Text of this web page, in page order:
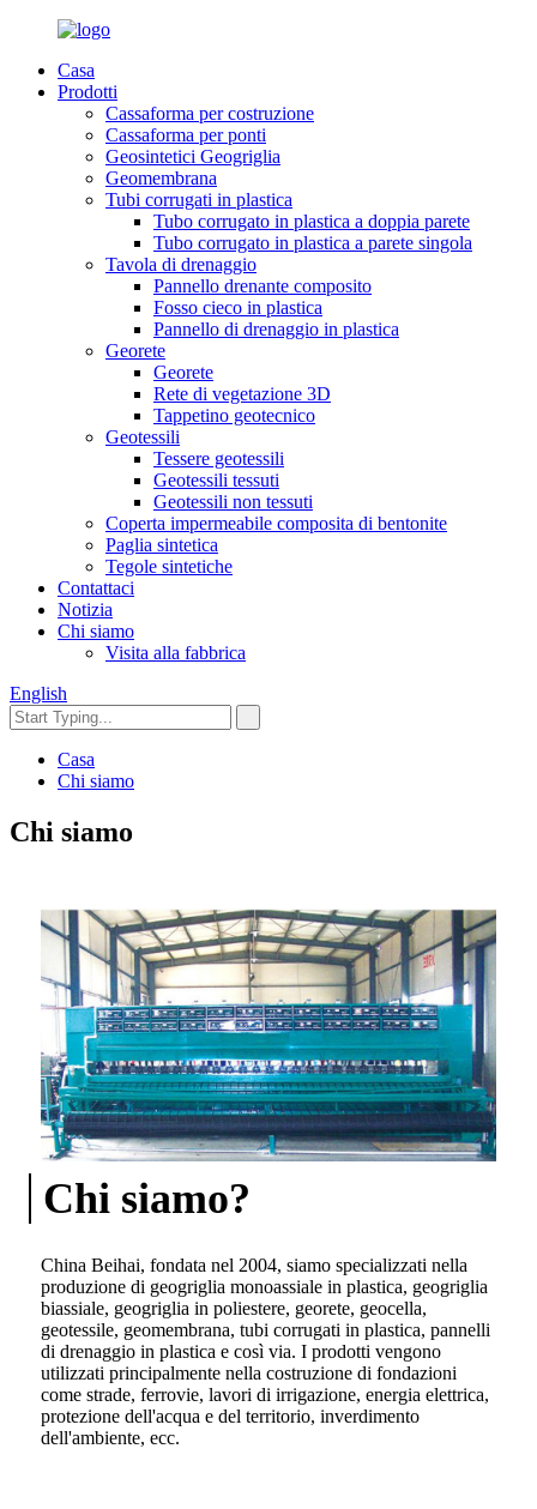
Casa
Prodotti
Cassaforma per costruzione
Cassaforma per ponti
Geosintetici Geogriglia
Geomembrana
Tubi corrugati in plastica
Tubo corrugato in plastica a doppia parete
Tubo corrugato in plastica a parete singola
Tavola di drenaggio
Pannello drenante composito
Fosso cieco in plastica
Pannello di drenaggio in plastica
Georete
Georete
Rete di vegetazione 3D
Tappetino geotecnico
Geotessili
Tessere geotessili
Geotessili tessuti
Geotessili non tessuti
Coperta impermeabile composita di bentonite
Paglia sintetica
Tegole sintetiche
Contattaci
Notizia
Chi siamo
Visita alla fabbrica
English
Casa
Chi siamo
Chi siamo
Chi siamo?
China Beihai, fondata nel 2004, siamo specializzati nella
produzione di geogriglia monoassiale in plastica, geogriglia
biassiale, geogriglia in poliestere, georete, geocella,
geotessile, geomembrana, tubi corrugati in plastica, pannelli
di drenaggio in plastica e così via. I prodotti vengono
utilizzati principalmente nella costruzione di fondazioni
come strade, ferrovie, lavori di irrigazione, energia elettrica,
protezione dell'acqua e del territorio, inverdimento
dell'ambiente, ecc.